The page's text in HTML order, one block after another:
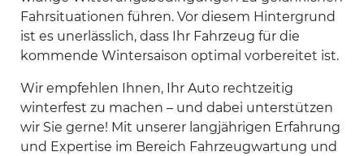
Fahrsituationen führen. Vor diesem Hintergrund
ist es unerlässlich, dass Ihr Fahrzeug für die
kommende Wintersaison optimal vorbereitet ist.
Wir empfehlen Ihnen, Ihr Auto rechtzeitig
winterfest zu machen – und dabei unterstützen
wir Sie gerne! Mit unserer langjährigen Erfahrung
und Expertise im Bereich Fahrzeugwartung und